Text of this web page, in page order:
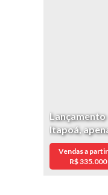
Itapoá,
R$335.000
Vendas a